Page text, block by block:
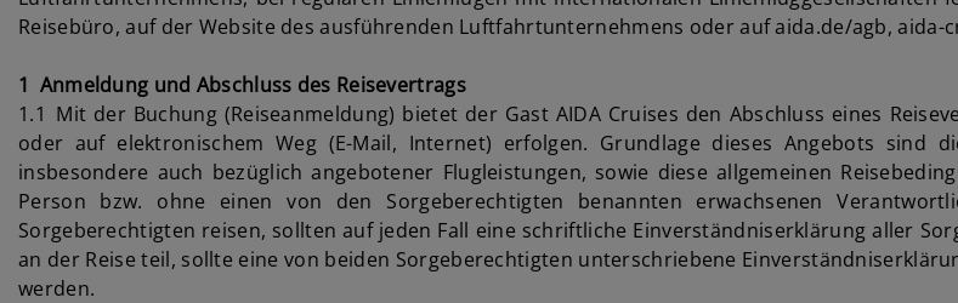
Reisebüro, auf der Website des ausführenden Luftfahrtunternehmens oder auf aida.de/agb,
1 Anmeldung und Abschluss des Reisevertrags
1.1 Mit der Buchung (Reiseanmeldung) bietet der Gast AIDA Cruises den Abschluss eines
oder auf elektronischem Weg (E-Mail, Internet) erfolgen. Grundlage dieses Angebots sind
insbesondere auch bezüglich angebotener Flugleistungen, sowie diese allgemeinen
Person bzw. ohne einen von den Sorgeberechtigten benannten erwachsenen
Sorgeberechtigten reisen, sollten auf jeden Fall eine schriftliche Einverständniserklärung aller
an der Reise teil, sollte eine von beiden Sorgeberechtigten unterschriebene
werden.